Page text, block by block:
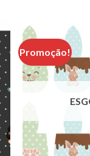
Promoção!